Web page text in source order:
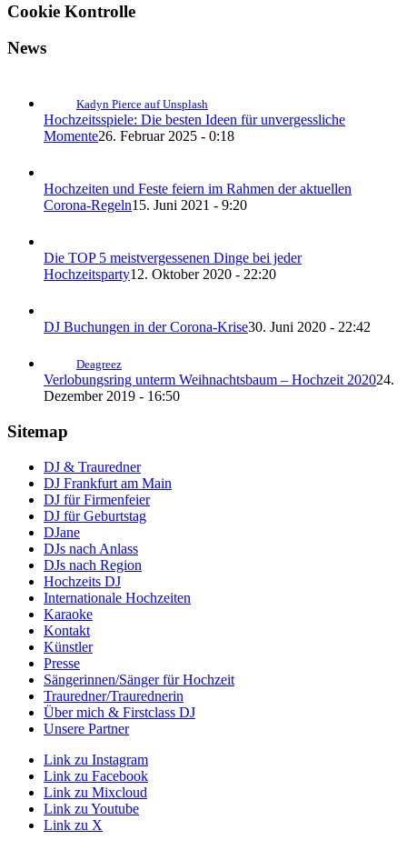
Cookie Kontrolle
News
Kadyn Pierce auf Unsplash
Hochzeitsspiele: Die besten Ideen für unvergessliche
Momente26. Februar 2025 - 0:18
Hochzeiten und Feste feiern im Rahmen der aktuellen
Corona-Regeln15. Juni 2021 - 9:20
Die TOP 5 meistvergessenen Dinge bei jeder
Hochzeitsparty12. Oktober 2020 - 22:20
DJ Buchungen in der Corona-Krise30. Juni 2020 - 22:42
Deagreez
Verlobungsring unterm Weihnachtsbaum – Hochzeit 202024.
Dezember 2019 - 16:50
Sitemap
DJ & Trauredner
DJ Frankfurt am Main
DJ für Firmenfeier
DJ für Geburtstag
DJane
DJs nach Anlass
DJs nach Region
Hochzeits DJ
Internationale Hochzeiten
Karaoke
Kontakt
Künstler
Presse
Sängerinnen/Sänger für Hochzeit
Trauredner/Traurednerin
Über mich & Firstclass DJ
Unsere Partner
Link zu Instagram
Link zu Facebook
Link zu Mixcloud
Link zu Youtube
Link zu X